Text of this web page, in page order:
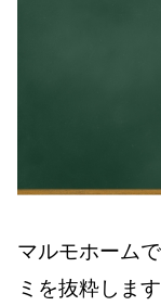
マルモホーム
ミを抜粋しま